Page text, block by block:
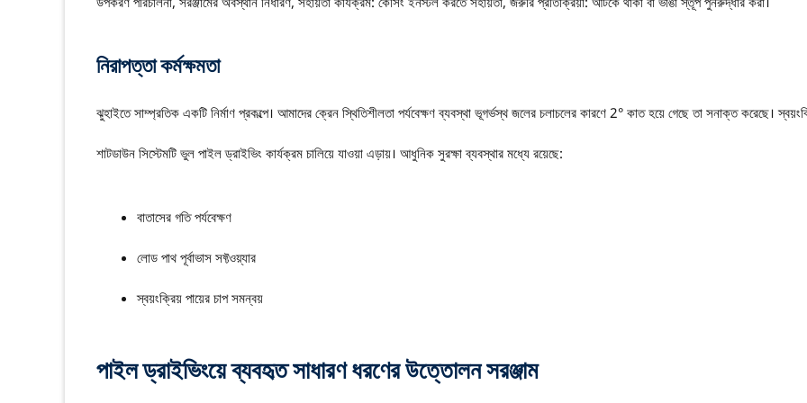
নিরাপত্তা কর্মক্ষমতা
ঝুহাইতে সাম্প্রতিক একটি নির্মাণ প্রকল্পে। আমাদের ক্রেন স্থিতিশীলতা পর্যবেক্ষণ ব্যবস্থা ভূগর্ভস্থ জলের চলাচলের কারণে 2° কাত হয়ে গেছে তা সনাক্ত করেছে।
শাটডাউন সিস্টেমটি ভুল পাইল ড্রাইভিং কার্যক্রম চালিয়ে যাওয়া এড়ায়। আধুনিক সুরক্ষা ব্যবস্থার মধ্যে রয়েছে:
বাতাসের গতি পর্যবেক্ষণ
লোড পাথ পূর্বাভাস সফ্টওয়্যার
স্বয়ংক্রিয় পায়ের চাপ সমন্বয়
পাইল ড্রাইভিংয়ে ব্যবহৃত সাধারণ ধরণের উত্তোলন সরঞ্জাম